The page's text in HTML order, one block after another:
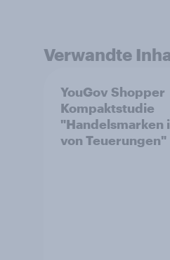
Verwandte
YouGov Shopper
Kompaktstudie
"Handelsmarken
von Teuerungen"